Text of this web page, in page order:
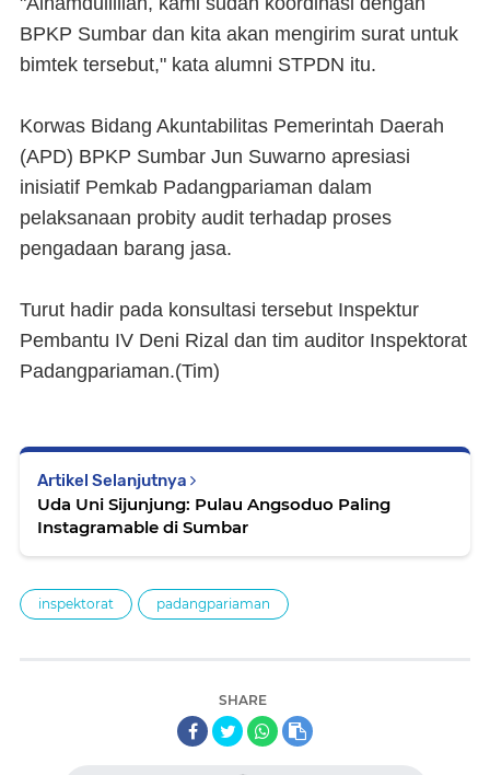
BPKP Sumbar dan kita akan mengirim surat untuk
bimtek tersebut," kata alumni STPDN itu.
Korwas Bidang Akuntabilitas Pemerintah Daerah
(APD) BPKP Sumbar Jun Suwarno apresiasi
inisiatif Pemkab Padangpariaman dalam
pelaksanaan probity audit terhadap proses
pengadaan barang jasa.
Turut hadir pada konsultasi tersebut Inspektur
Pembantu IV Deni Rizal dan tim auditor Inspektorat
Padangpariaman.(Tim)
Artikel Selanjutnya
Uda Uni Sijunjung: Pulau Angsoduo Paling
Instagramable di Sumbar
inspektorat padangpariaman
SHARE